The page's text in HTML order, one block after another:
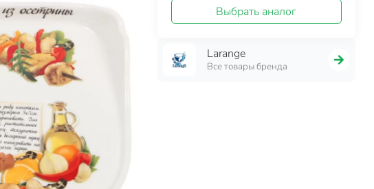
Выбрать аналог
Larange
Все товары бренда